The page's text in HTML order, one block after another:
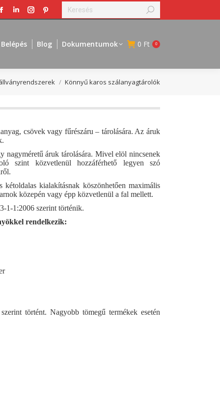
Facebook
opens
window
Linkedin
opens
window
Instagram
opens
window
Pinterest
opens
window
Search:
Belépés Blog Dokumentumok 0 Ft 0
Könnyű karos szálanyagtárolók
csövek vagy fűrészáru – tárolására. Az áruk
nagyméretű áruk tárolására. Mivel elöl nincsenek
szint közvetlenül hozzáférhető legyen szó
kialakításnak köszönhetően maximális
közepén vagy épp közvetlenül a fal mellett.
1-1:2006 szerint történik.
rendelkezik:
történt. Nagyobb tömegű termékek esetén